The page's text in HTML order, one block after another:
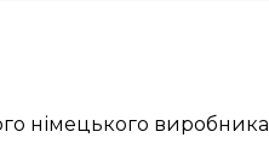
німецького виробника